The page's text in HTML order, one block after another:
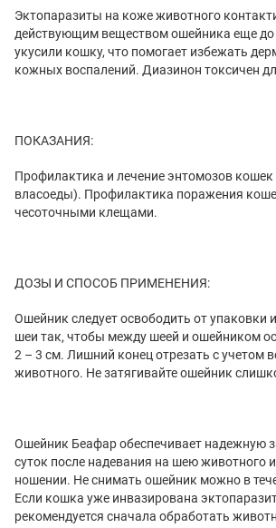
Эктопаразиты на коже животного
действующим веществом ошейника еще до
укусили кошку, что помогает избежать
кожных воспалений. Диазинон токсичен
ПОКАЗАНИЯ:
Профилактика и лечение энтомозов кошек
власоеды). Профилактика поражения
чесоточными клещами.
ДОЗЫ И СПОСОБ ПРИМЕНЕНИЯ:
Ошейник следует освободить от упаковки
шеи так, чтобы между шеей и ошейником
2 – 3 см. Лишний конец отрезать с учетом
животного. Не затягивайте ошейник
Ошейник Беафар обеспечивает надежную
суток после надевания на шею животного
ношении. Не снимать ошейник можно в
Если кошка уже инвазирована
рекомендуется сначала обработать